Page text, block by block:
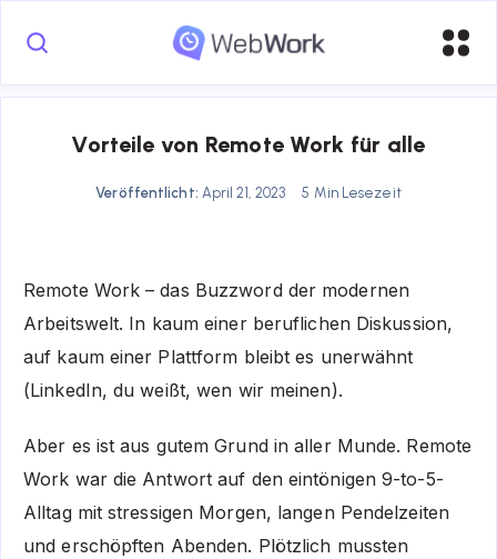
Vorteile von Remote Work für alle
Veröffentlicht: April 21, 2023 5 Min Lesezeit
Remote Work – das Buzzword der modernen
Arbeitswelt. In kaum einer beruflichen Diskussion,
auf kaum einer Plattform bleibt es unerwähnt
(LinkedIn, du weißt, wen wir meinen).
Aber es ist aus gutem Grund in aller Munde. Remote
Work war die Antwort auf den eintönigen 9-to-5-
Alltag mit stressigen Morgen, langen Pendelzeiten
und erschöpften Abenden. Plötzlich mussten